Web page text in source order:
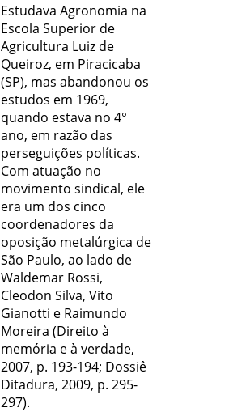
Estudava Agronomia na
Escola Superior de
Agricultura Luiz de
Queiroz, em Piracicaba
(SP), mas abandonou os
estudos em 1969,
quando estava no 4°
ano, em razão das
perseguições políticas.
Com atuação no
movimento sindical, ele
era um dos cinco
coordenadores da
oposição metalúrgica de
São Paulo, ao lado de
Waldemar Rossi,
Cleodon Silva, Vito
Gianotti e Raimundo
Moreira (Direito à
memória e à verdade,
2007, p. 193-194; Dossiê
Ditadura, 2009, p. 295-
297).